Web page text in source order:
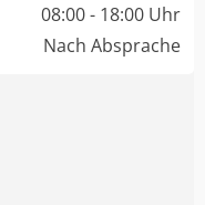
08:00 - 18:00 Uhr
Nach Absprache